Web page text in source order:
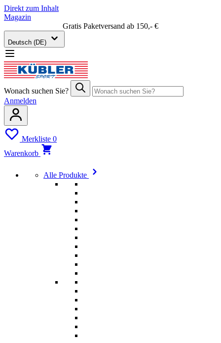
Direkt zum Inhalt
Magazin
Gratis Paketversand ab 150,- €
Deutsch (DE)
Wonach suchen Sie?
Anmelden
Merkliste 0
Warenkorb
Alle Produkte